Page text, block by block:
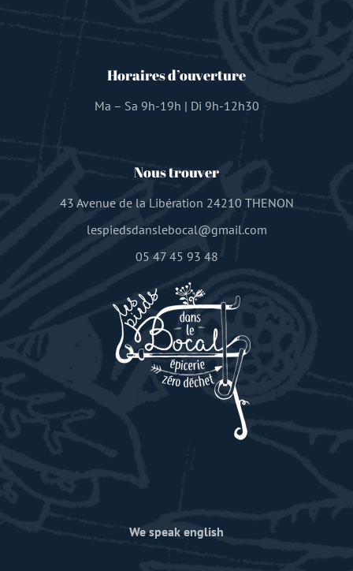
Horaires d’ouverture
Ma – Sa 9h-19h | Di 9h-12h30
Nous trouver
43 Avenue de la Libération 24210 THENON
lespiedsdanslebocal@gmail.com
05 47 45 93 48
We speak english